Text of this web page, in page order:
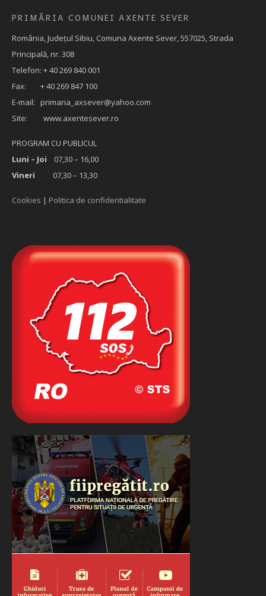
PRIMĂRIA COMUNEI AXENTE SEVER
România, Judeţul Sibiu, Comuna Axente Sever, 557025, Strada
Principală, nr. 308
Telefon: + 40 269 840 001
Fax: + 40 269 847 100
E-mail: primaria_axsever@yahoo.com
Site: www.axentesever.ro
PROGRAM CU PUBLICUL
Luni – Joi
07,30 – 16,00
Vineri 07,30 – 13,30
Cookies | Politica de confidentialitate